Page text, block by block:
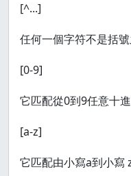
[^...]
任何一個字符不是括
[0-9]
它匹配從0到9任意十
[a-z]
它匹配由小寫a到小寫